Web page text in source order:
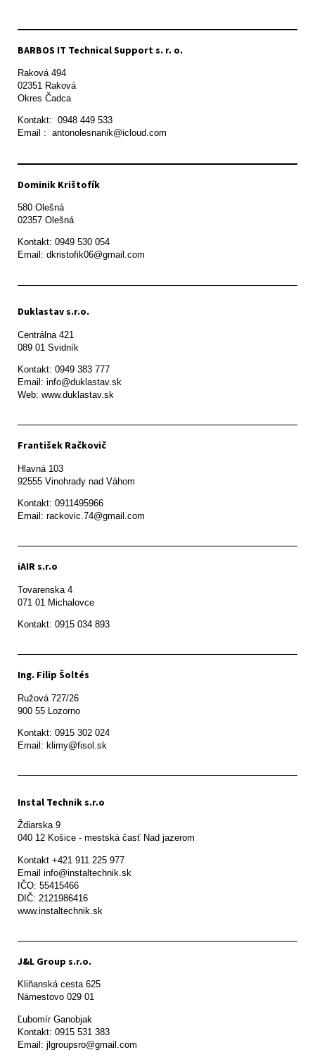
BARBOS IT Technical Support s. r. o.
Raková 494
02351 Raková
Okres Čadca
Kontakt:  0948 449 533
Email :  antonolesnanik@icloud.com
Dominik Krištofík
580 Olešná
Kontakt: 0949 530 054
Email: dkristofik06@gmail.com
Duklastav s.r.o.
Centrálna 421
089 01 Svidník
Kontakt: 0949 383 777
Email: info@duklastav.sk
Web: www.duklastav.sk
František Račkovič
Hlavná 103
92555 Vinohrady nad Váhom
Kontakt: 0911495966
Email: rackovic.74@gmail.com
iAIR s.r.o
Tovarenska 4
071 01 Michalovce
Ing. Filip Šoltés
Ružová 727/26
900 55 Lozorno
Kontakt: 0915 302 024
Email: klimy@fisol.sk
Instal Technik s.r.o
Ždiarska 9
Kontakt +421 911 225 977
Email info@instaltechnik.sk
IČO: 55415466
DIČ: 2121986416
www.instaltechnik.sk
J&L Group s.r.o.
Kliňanská cesta 625
Námestovo 029 01
Ľubomír Ganobjak
Kontakt: 0915 531 383
Email: jlgroupsro@gmail.com